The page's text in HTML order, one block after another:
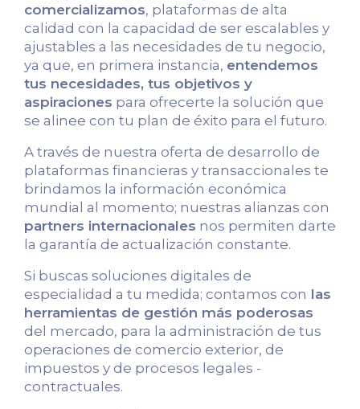
comercializamos, plataformas de alta
calidad con la capacidad de ser escalables y
ajustables a las necesidades de tu negocio,
ya que, en primera instancia, entendemos
tus necesidades, tus objetivos y
aspiraciones para ofrecerte la solución que
se alinee con tu plan de éxito para el futuro.
A través de nuestra oferta de desarrollo de
plataformas financieras y transaccionales te
brindamos la información económica
mundial al momento; nuestras alianzas con
partners internacionales nos permiten darte
la garantía de actualización constante.
Si buscas soluciones digitales de
especialidad a tu medida; contamos con las
herramientas de gestión más poderosas
del mercado, para la administración de tus
operaciones de comercio exterior, de
impuestos y de procesos legales -
contractuales.